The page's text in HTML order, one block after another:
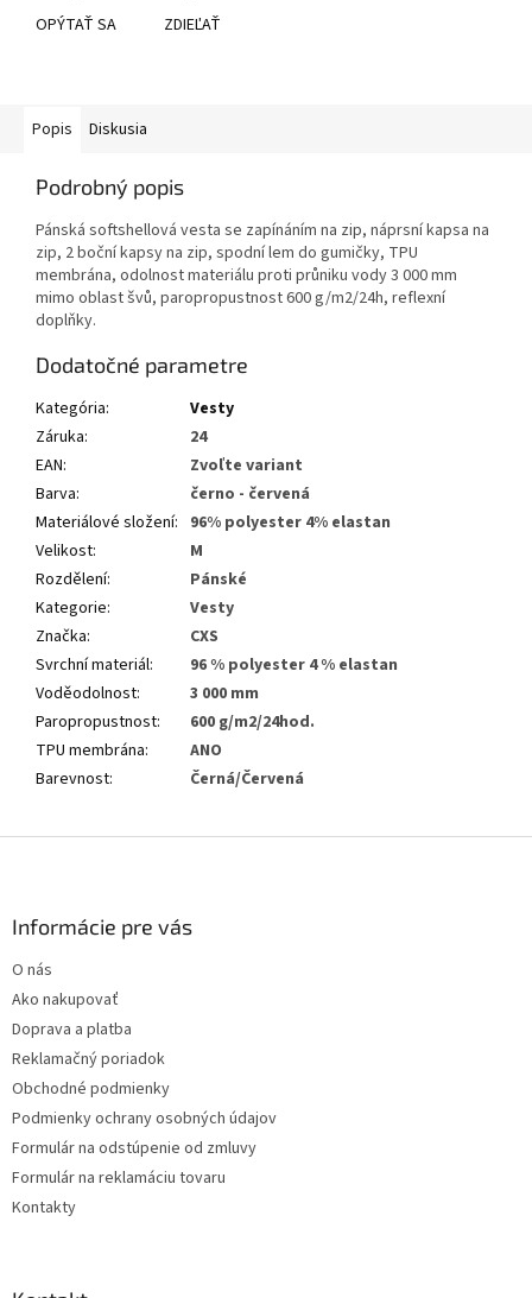
OPÝTAŤ SA ZDIEĽAŤ
Popis Diskusia
Podrobný popis
Pánská softshellová vesta se zapínáním na zip, náprsní kapsa na
zip, 2 boční kapsy na zip, spodní lem do gumičky, TPU
membrána, odolnost materiálu proti průniku vody 3 000 mm
mimo oblast švů, paropropustnost 600 g/m2/24h, reflexní
doplňky.
Dodatočné parametre
Kategória:
Vesty
Záruka:
24
EAN:
Zvoľte variant
Barva:
černo - červená
Materiálové složení: 96% polyester 4% elastan
Velikost:
M
Rozdělení:
Pánské
Kategorie:
Vesty
Značka:
CXS
Svrchní materiál:
96 % polyester 4 % elastan
Voděodolnost:
3 000 mm
Paropropustnost:
600 g/m2/24hod.
TPU membrána:
ANO
Barevnost: Černá/Červená
Informácie pre vás
O nás
Ako nakupovať
Doprava a platba
Reklamačný poriadok
Obchodné podmienky
Podmienky ochrany osobných údajov
Formulár na odstúpenie od zmluvy
Formulár na reklamáciu tovaru
Kontakty